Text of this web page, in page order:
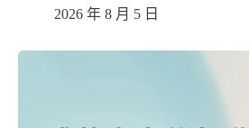
2026 年 8 月 5 日